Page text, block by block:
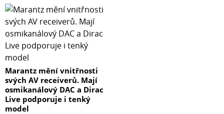
Marantz mění vnitřnosti
svých AV receiverů. Mají
osmikanálový DAC a Dirac
Live podporuje i tenký
model